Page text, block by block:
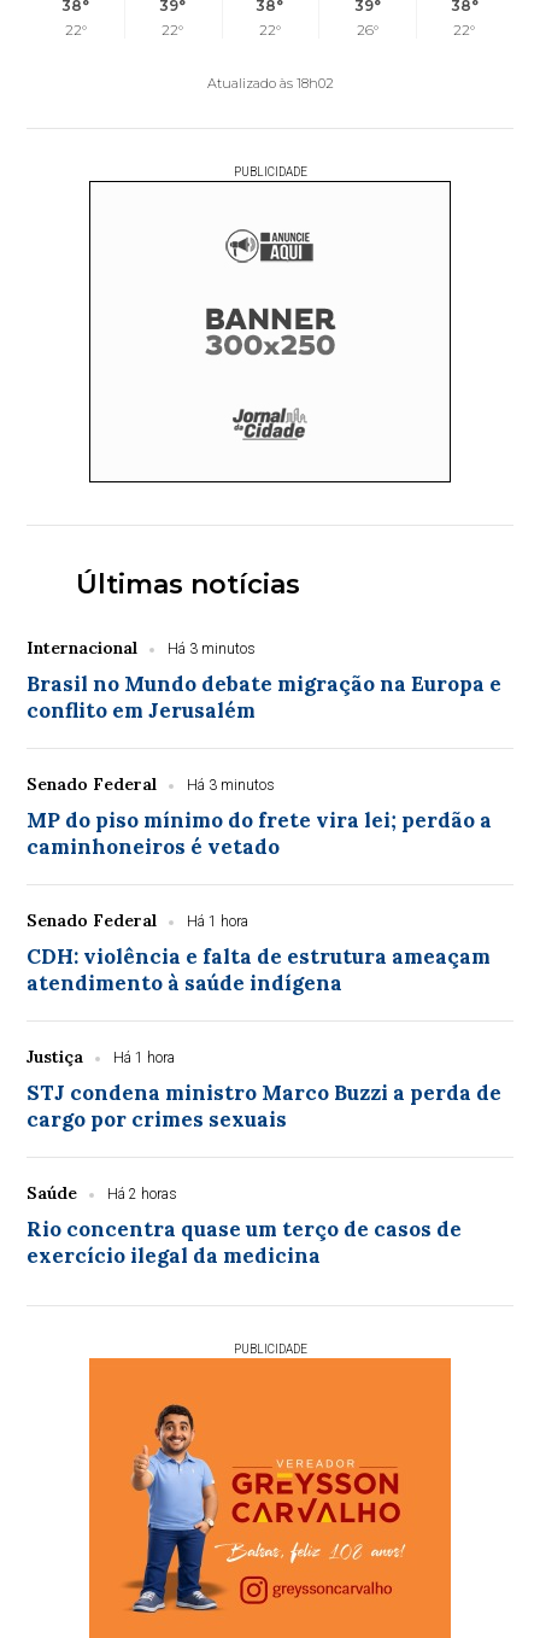
38°
22°
39°
22°
38°
22°
39°
26°
38°
22°
Atualizado às 18h02
PUBLICIDADE
Últimas notícias
Internacional Há 3 minutos
Brasil no Mundo debate migração na Europa e
conflito em Jerusalém
Senado Federal Há 3 minutos
MP do piso mínimo do frete vira lei; perdão a
caminhoneiros é vetado
Senado Federal Há 1 hora
CDH: violência e falta de estrutura ameaçam
atendimento à saúde indígena
Justiça Há 1 hora
STJ condena ministro Marco Buzzi a perda de
cargo por crimes sexuais
Saúde Há 2 horas
Rio concentra quase um terço de casos de
exercício ilegal da medicina
PUBLICIDADE